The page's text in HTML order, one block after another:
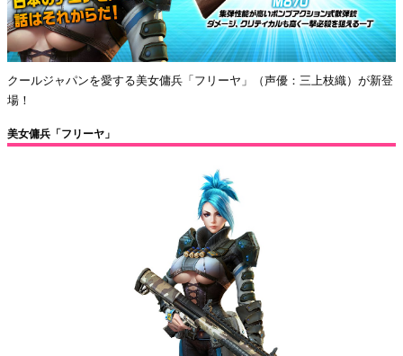
クールジャパンを愛する美女傭兵「フリーヤ」（声優：三上枝織）が新登
場！
美女傭兵「フリーヤ」